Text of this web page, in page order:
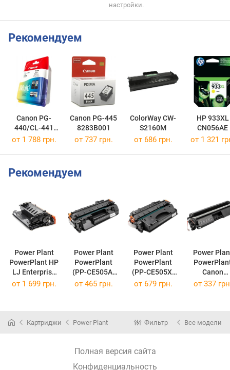
настройки.
Рекомендуем
Canon PG-
440/CL-441
MULTI
Canon PG-445
8283B001
ColorWay CW-
S2160M
HP 933XL
CN056AE
от 1 788 грн. от 737 грн. от 686 грн. от 1 321
Рекомендуем
Power Plant
PowerPlant HP
LJ Enterprise
M607dn/M631
(PP-CF237A)
Power Plant
PowerPlant
(PP-CE505A)
HP LJ P2050,
(CE505A, CRG-
Power Plant
PowerPlant
(PP-CE505X)
HP LJ P2050,
(CE505X, CRG-
Power
Canon
LBP112/
от 1 699 грн. от 465 грн. от 679 грн. от 337
Картриджи Power Plant Фильтр Все модели
Полная версия сайта
Конфиденциальность